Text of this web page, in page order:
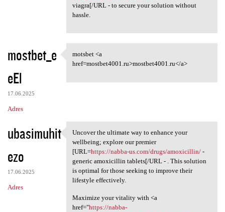
viagra[/URL - to secure your solution without
hassle.
mostbet_e
eEl
17.06.2025
Adres
motsbet <a href=mostbet4001
motsbet <a
href=mostbet4001.ru>mostbet4001.ru</a>
ubasimuhit
ezo
17.06.2025
Adres
Uncover the ultimate way to
Uncover the ultimate way to enhance your
wellbeing; explore our premier
[URL=https://nabba-us.com/drugs/amoxicillin/-
generic amoxicillin tablets[/URL - . This solution
is optimal for those seeking to improve their
lifestyle effectively.
Maximize your vitality with <a
href="https://nabba-